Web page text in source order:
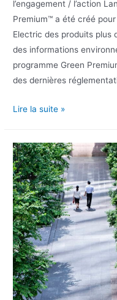
l’engagement / l’action
Premium™ a été créé
Electric des produits plus
des informations
programme Green
des dernières
Lire la suite »